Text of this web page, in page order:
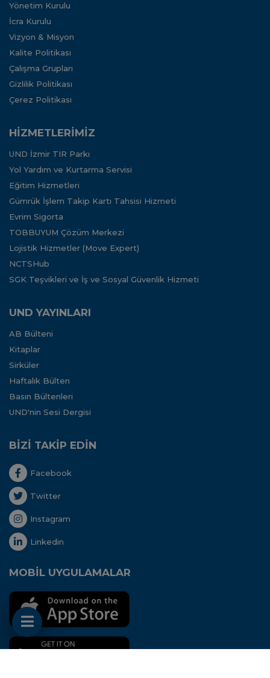
Yönetim Kurulu
İcra Kurulu
Vizyon & Misyon
Kalite Politikası
Çalışma Grupları
Gizlilik Politikası
Çerez Politikası
HİZMETLERİMİZ
UND İzmir TIR Parkı
Yol Yardım ve Kurtarma Servisi
Eğitim Hizmetleri
Gümrük İşlem Takip Kartı Tahsisi Hizmeti
Evrim Sigorta
TOBBUYUM Çözüm Merkezi
Lojistik Hizmetler (Move Expert)
NCTSHub
SGK Teşvikleri ve İş ve Sosyal Güvenlik Hizmeti
UND YAYINLARI
AB Bülteni
Kitaplar
Sirküler
Haftalık Bülten
Basın Bültenleri
UND'nin Sesi Dergisi
BİZİ TAKİP EDİN
Facebook
Twitter
Instagram
Linkedin
MOBİL UYGULAMALAR